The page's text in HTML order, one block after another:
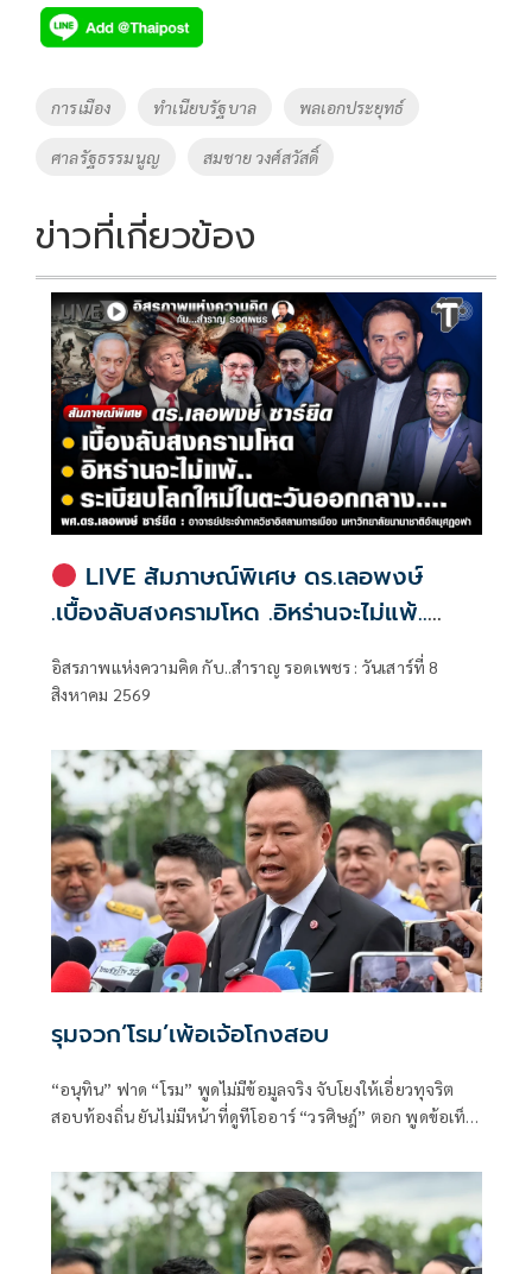
e
b
o
o
k
tt
er
p
y
Li
Tags
การเมือง ทำเนียบรัฐบาล พลเอกประยุทธ์
ศาลรัฐธรรมนูญ สมชาย วงศ์สวัสดิ์
ข่าวที่เกี่ยวข้อง
LIVE สัมภาษณ์พิเศษ ดร.เลอพงษ์
.เบื้องลับสงครามโหด .อิหร่านจะไม่แพ้..
อิสรภาพแห่งความคิด กับ..สำราญ รอด
อิสรภาพแห่งความคิด กับ..สำราญ รอดเพชร : วันเสาร์ที่ 8
สิงหาคม 2569
รุมจวก‘โรม’เพ้อเจ้อโกงสอบ
“อนุทิน” ฟาด “โรม” พูดไม่มีข้อมูลจริง จับโยงให้เอี่ยวทุจริต
สอบท้องถิ่น ยันไม่มีหน้าที่ดูทีโออาร์ “วรศิษฎ์” ตอก พูดข้อเท็จ